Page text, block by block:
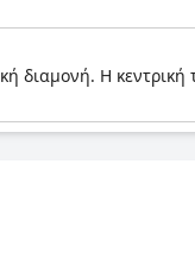
διαμονή. Η κεντρική